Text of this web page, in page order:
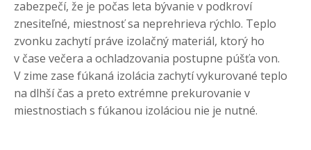
zabezpečí, že je počas leta bývanie v podkroví
znesiteľné, miestnosť sa neprehrieva rýchlo. Teplo
zvonku zachytí práve izolačný materiál, ktorý ho
v čase večera a ochladzovania postupne púšťa von.
V zime zase fúkaná izolácia zachytí vykurované teplo
na dlhší čas a preto extrémne prekurovanie v
miestnostiach s fúkanou izoláciou nie je nutné.